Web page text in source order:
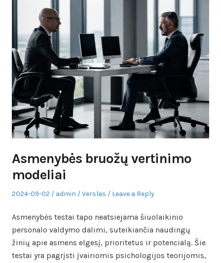
Asmenybės bruožų vertinimo
modeliai
Posted
2024-09-02 Author
admin
Posted
Verslas Leave a Reply
Asmenybės testai tapo neatsiejama šiuolaikinio
personalo valdymo dalimi, suteikiančia naudingų
žinių apie asmens elgesį, prioritetus ir potencialą. Šie
testai yra pagrįsti įvairiomis psichologijos teorijomis,